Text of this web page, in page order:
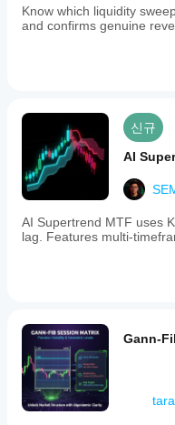
Know which liquidity
and confirms genuine
신규
AI
AI Supertrend MTF uses
lag. Features multi-
Gann-